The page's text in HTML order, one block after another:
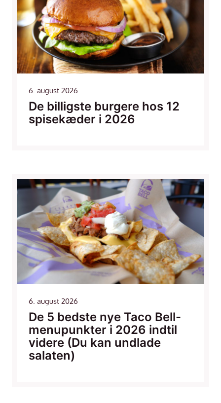
6. august 2026
De billigste burgere hos 12
spisekæder i 2026
6. august 2026
De 5 bedste nye Taco Bell-
menupunkter i 2026 indtil
videre (Du kan undlade
salaten)